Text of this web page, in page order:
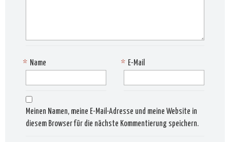
Name
* E-Mail
*
Meinen Namen, meine E-Mail-Adresse und meine Website in
diesem Browser für die nächste Kommentierung speichern.